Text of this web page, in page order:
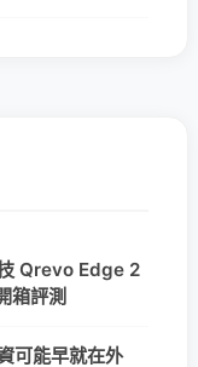
Qrevo Edge 2
箱評測
可能早就在外